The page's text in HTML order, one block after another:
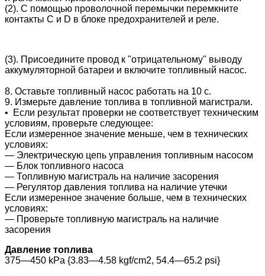
(2). С помощью проволочной перемычки перемкните
контакты C и D в блоке предохранителей и реле.
(3). Присоедините провод к "отрицательному" выводу
аккумуляторной батареи и включите топливный насос.
8. Оставьте топливный насос работать на 10 с.
9. Измерьте давление топлива в топливной магистрали.
• Если результат проверки не соответствует техническим
условиям, проверьте следующее:
Если измеренное значение меньше, чем в технических
условиях:
― Электрическую цепь управления топливным насосом
― Блок топливного насоса
― Топливную магистраль на наличие засорения
― Регулятор давления топлива на наличие утечки
Если измеренное значение больше, чем в технических
условиях:
― Проверьте топливную магистраль на наличие
засорения
Давление топлива
375—450 kPa {3.83—4.58 kgf/cm2, 54.4—65.2 psi}